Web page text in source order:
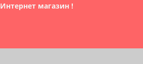
Интернет магазин !